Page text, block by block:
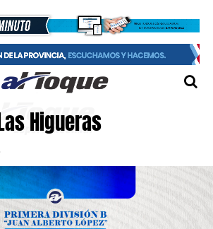
Higueras